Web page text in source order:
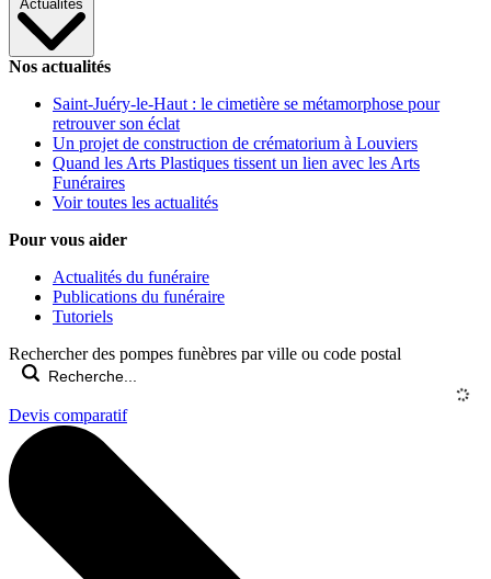
Actualités
Nos actualités
Saint-Juéry-le-Haut : le cimetière se métamorphose pour
retrouver son éclat
Un projet de construction de crématorium à Louviers
Quand les Arts Plastiques tissent un lien avec les Arts
Funéraires
Voir toutes les actualités
Pour vous aider
Actualités du funéraire
Publications du funéraire
Tutoriels
Rechercher des pompes funèbres par ville ou code postal
Devis comparatif